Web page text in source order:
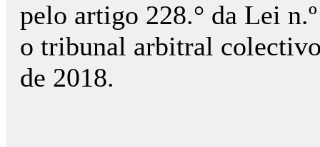
pelo artigo 228.° da Lei
o tribunal arbitral
de 2018.